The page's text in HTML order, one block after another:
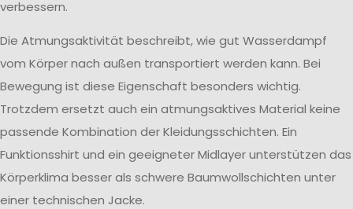
verbessern.
Die Atmungsaktivität beschreibt, wie gut Wasserdampf
vom Körper nach außen transportiert werden kann. Bei
Bewegung ist diese Eigenschaft besonders wichtig.
Trotzdem ersetzt auch ein atmungsaktives Material keine
passende Kombination der Kleidungsschichten. Ein
Funktionsshirt und ein geeigneter Midlayer unterstützen das
Körperklima besser als schwere Baumwollschichten unter
einer technischen Jacke.